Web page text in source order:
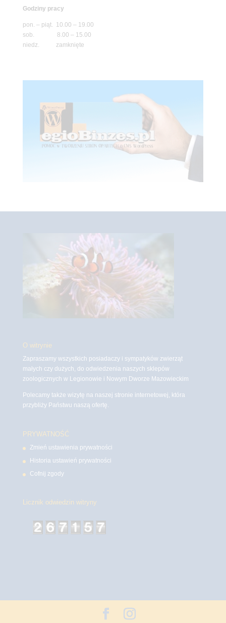
Godziny pracy
pon. – piąt. 10.00 – 19.00
sob. 8.00 – 15.00
niedz. zamknięte
O witrynie
Zapraszamy wszystkich posiadaczy i sympatyków zwierząt
małych czy dużych, do odwiedzenia naszych sklepów
zoologicznych w Legionowie i Nowym Dworze Mazowieckim
Polecamy także wizytę na naszej stronie internetowej, która
przybliży Państwu naszą ofertę.
PRYWATNOŚĆ
Zmień ustawienia prywatności
Historia ustawień prywatności
Cofnij zgody
Licznik odwiedzin witryny